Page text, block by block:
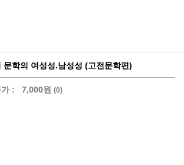
문학의 여성성.남성성 (고전문학편)
: 7,000원 (0)